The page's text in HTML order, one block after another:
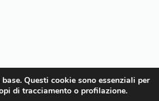
Questi cookie sono essenziali per
di tracciamento o profilazione.